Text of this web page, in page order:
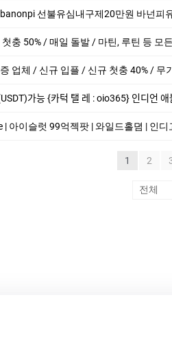
선불유심내구제20만원 바넌피유심내구제
첫충 50% / 매일 돌발 / 마틴, 루틴 등 모
업체 / 신규 입플 / 신규 첫충 40% / 무
{카턱 탤 레 : oio365} 인디언
| 아이슬럿 99억젝팟 | 와일드홀뎜 | 인
1 2